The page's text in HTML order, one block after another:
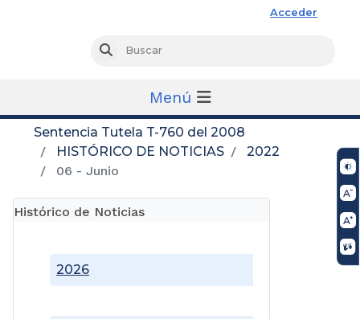
Acceder
Buscar
Menú
Sentencia Tutela T-760 del 2008
HISTÓRICO DE NOTICIAS
2022
06 - Junio
Histórico de Noticias
2026